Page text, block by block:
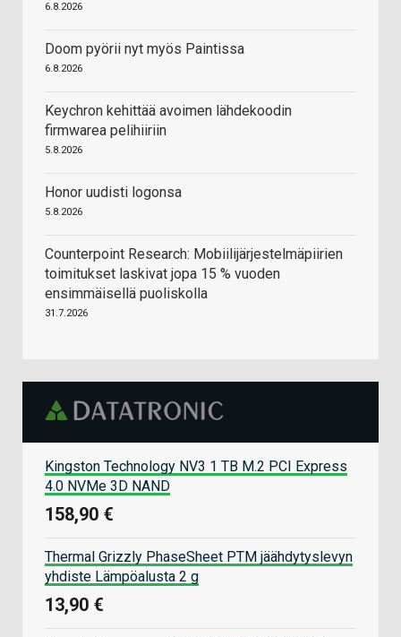
6.8.2026
Doom pyörii nyt myös Paintissa
6.8.2026
Keychron kehittää avoimen lähdekoodin
firmwarea pelihiiriin
5.8.2026
Honor uudisti logonsa
5.8.2026
Counterpoint Research: Mobiilijärjestelmäpiirien
toimitukset laskivat jopa 15 % vuoden
ensimmäisellä puoliskolla
31.7.2026
Kingston Technology NV3 1 TB M.2 PCI Express
4.0 NVMe 3D NAND
158,90 €
Thermal Grizzly PhaseSheet PTM jäähdytyslevyn
yhdiste Lämpöalusta 2 g
13,90 €